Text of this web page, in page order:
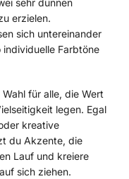
erzielen.
sich untereinander
Farbtöne
für alle, die Wert
legen. Egal
kreative
du Akzente, die
Lauf und kreiere
sich ziehen.